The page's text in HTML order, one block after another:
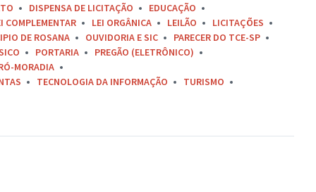
DISPENSA DE LICITAÇÃO
EDUCAÇÃO
COMPLEMENTAR LEI ORGÂNICA LEILÃO
LICITAÇÕES
DE ROSANA OUVIDORIA E SIC
PARECER DO TCE-SP
PORTARIA
PREGÃO (ELETRÔNICO)
MORADIA
TECNOLOGIA DA INFORMAÇÃO
TURISMO